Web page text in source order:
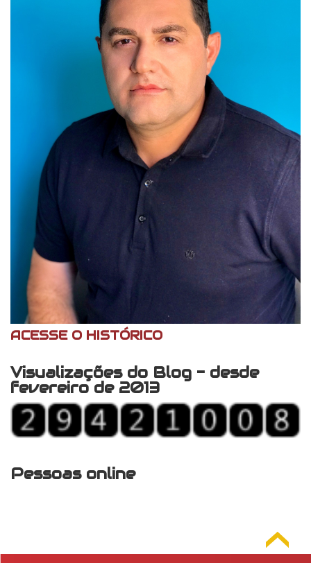
ACESSE O HISTÓRICO
Visualizações do Blog - desde
fevereiro de 2013
Pessoas online